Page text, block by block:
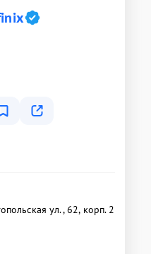
ул., 62, корп. 2